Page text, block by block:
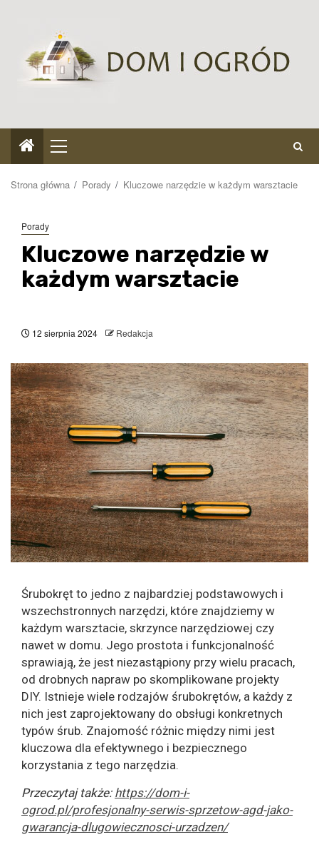
Menu
główne
Strona główna Porady Kluczowe narzędzie w każdym warsztacie
Porady
Kluczowe narzędzie w
każdym warsztacie
12 sierpnia 2024 Redakcja
Śrubokręt to jedno z najbardziej podstawowych i
wszechstronnych narzędzi, które znajdziemy w
każdym warsztacie, skrzynce narzędziowej czy
nawet w domu. Jego prostota i funkcjonalność
sprawiają, że jest niezastąpiony przy wielu pracach,
od drobnych napraw po skomplikowane projekty
DIY. Istnieje wiele rodzajów śrubokrętów, a każdy z
nich jest zaprojektowany do obsługi konkretnych
typów śrub. Znajomość różnic między nimi jest
kluczowa dla efektywnego i bezpiecznego
korzystania z tego narzędzia.
Przeczytaj także: https://dom-i-
ogrod.pl/profesjonalny-serwis-sprzetow-agd-jako-
gwarancja-dlugowiecznosci-urzadzen/